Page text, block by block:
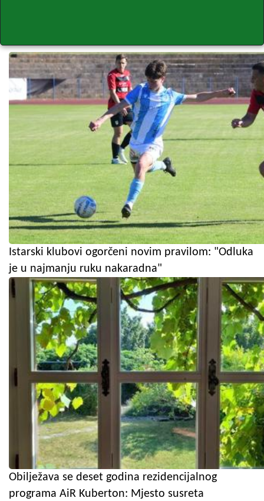
Istarski klubovi ogorčeni novim pravilom: "Odluka
je u najmanju ruku nakaradna"
Obilježava se deset godina rezidencijalnog
programa AiR Kuberton: Mjesto susreta